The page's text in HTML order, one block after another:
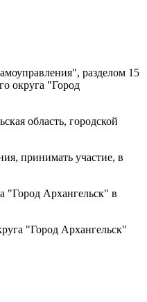
разделом 15
округа "Город
область, городской
принимать участие, в
"Город Архангельск" в
"Город Архангельск"